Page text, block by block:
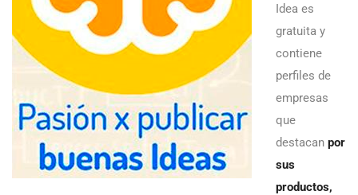
Idea es
gratuita y
contiene
perfiles de
empresas
que
destacan por
sus
productos,